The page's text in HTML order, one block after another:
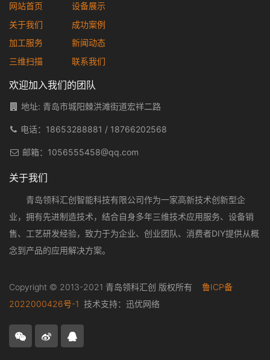
网站首页
关于我们
加工服务
三维扫描
设备展示
成功案例
新闻动态
联系我们
欢迎加入我们的团队
地址: 青岛市城阳棘洪滩街道宏祥二路
电话： 18653288881 / 18766202568
邮箱： 1056555458@qq.com
关于我们
青岛领科汇创智能科技有限公司作为一家高新技术创新型企
业，拥有先进制造技术，结合自身多年三维技术应用服务、设备销
售、工艺研发经验，致力于为企业、创业团队、消费者DIY提供从概
念到产品的应用解决方案。
Copyright © 2013-2021 青岛领科汇创 版权所有 鲁ICP备
2022000426号-1 技术支持： 迅优网络